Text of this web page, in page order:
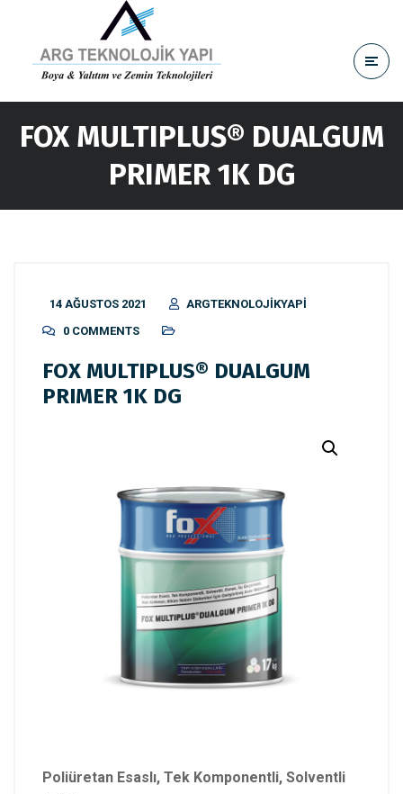
FOX MULTIPLUS® DUALGUM
PRIMER 1K DG
14 AĞUSTOS 2021
ARGTEKNOLOJIKYAPI
0 COMMENTS
FOX MULTIPLUS® DUALGUM
PRIMER 1K DG
Poliüretan Esaslı, Tek Komponentli, Solventli